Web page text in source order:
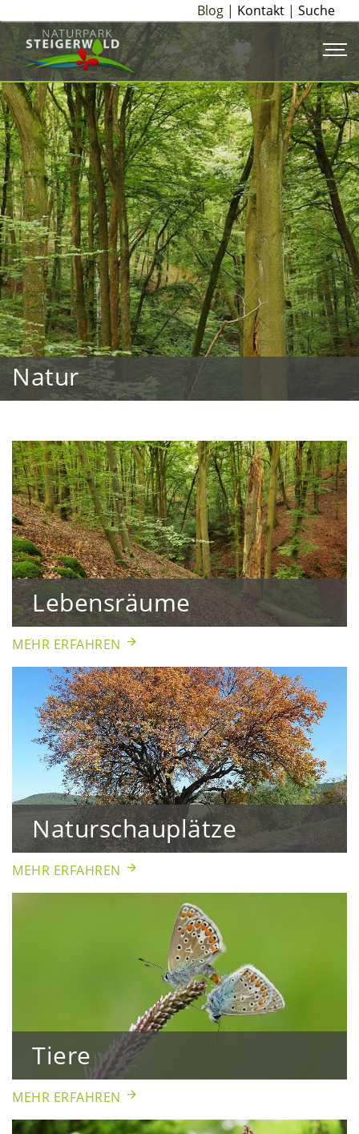
Suche
Kontakt |
Blog |
Natur
Lebensräume
MEHR ERFAHREN
Naturschauplätze
MEHR ERFAHREN
Tiere
MEHR ERFAHREN